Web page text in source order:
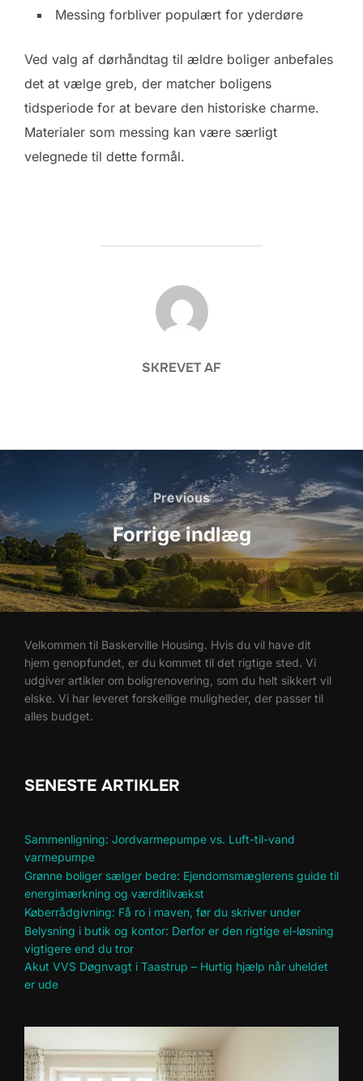
Messing forbliver populært for yderdøre
Ved valg af dørhåndtag til ældre boliger anbefales
det at vælge greb, der matcher boligens
tidsperiode for at bevare den historiske charme.
Materialer som messing kan være særligt
velegnede til dette formål.
FORFATTER
SKREVET AF
Indlægsnavigation
Previous
Previous
Forrige indlæg
Velkommen til Baskerville Housing. Hvis du vil have dit
hjem genopfundet, er du kommet til det rigtige sted. Vi
udgiver artikler om boligrenovering, som du helt sikkert vil
elske. Vi har leveret forskellige muligheder, der passer til
alles budget.
SENESTE ARTIKLER
Sammenligning: Jordvarmepumpe vs. Luft-til-vand
varmepumpe
Grønne boliger sælger bedre: Ejendomsmæglerens guide til
energimærkning og værditilvækst
Køberrådgivning: Få ro i maven, før du skriver under
Belysning i butik og kontor: Derfor er den rigtige el-løsning
vigtigere end du tror
Akut VVS Døgnvagt i Taastrup – Hurtig hjælp når uheldet
er ude